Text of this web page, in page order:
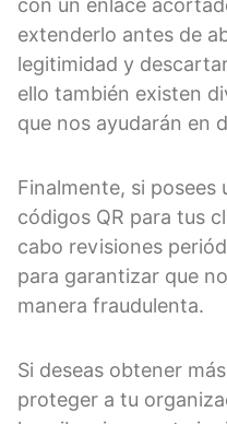
extenderlo antes de
legitimidad y
ello también existen
que nos ayudarán en
Finalmente, si posees
códigos QR para tus
cabo revisiones
para garantizar que
manera fraudulenta.
Si deseas obtener
proteger a tu